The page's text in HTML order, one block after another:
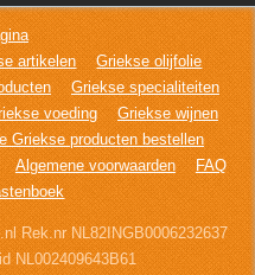
artikelen
Griekse olijfolie
Griekse specialiteiten
voeding
Griekse wijnen
Griekse producten bestellen
Algemene voorwaarden
FAQ
Rek.nr NL82INGB0006232637
NL002409643B61